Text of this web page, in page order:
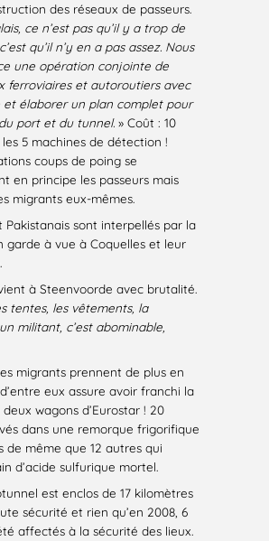
des réseaux de passeurs.
ce n’est pas qu’il y a trop de
qu’il n’y en a pas assez. Nous
une opération conjointe de
ferroviaires et autoroutiers avec
et élaborer un plan complet pour
port et du tunnel. » Coût : 10
les 5 machines de détection !
coups de poing se
en principe les passeurs mais
migrants eux-mêmes.
Pakistanais sont interpellés par la
garde à vue à Coquelles et leur
à Steenvoorde avec brutalité.
tentes, les vêtements, la
militant, c’est abominable,
migrants prennent de plus en
eux assure avoir franchi la
wagons d’Eurostar ! 20
dans une remorque frigorifique
de même que 12 autres qui
d’acide sulfurique mortel.
est enclos de 17 kilomètres
sécurité et rien qu’en 2008, 6
affectés à la sécurité des lieux.